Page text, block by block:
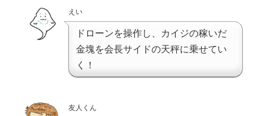
えい
ドローンを操作し、カイジの稼いだ
金塊を会長サイドの天秤に乗せてい
く！
友人くん